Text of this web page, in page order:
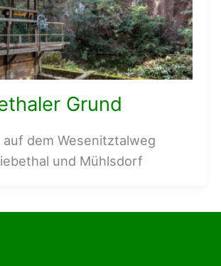
Grund
dem Wesenitztalweg
und Mühlsdorf